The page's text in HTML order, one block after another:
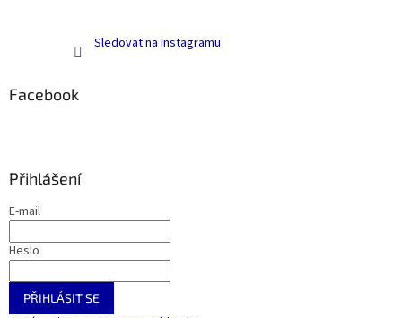
Sledovat na Instagramu
Facebook
Přihlášení
E-mail
Heslo
PŘIHLÁSIT SE